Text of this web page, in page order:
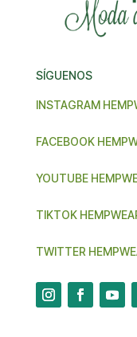
SÍGUENOS
INSTAGRAM
FACEBOOK
YOUTUBE
TIKTOK
TWITTER